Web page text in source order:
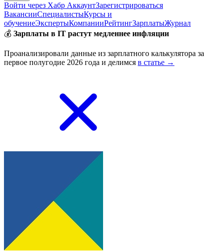
Войти через Хабр АккаунтЗарегистрироваться
ВакансииСпециалистыКурсы и
обучениеЭкспертыКомпанииРейтингЗарплатыЖурнал
💰 Зарплаты в IT растут медленнее инфляции
Проанализировали данные из зарплатного калькулятора за
первое полугодие 2026 года и делимся в статье →